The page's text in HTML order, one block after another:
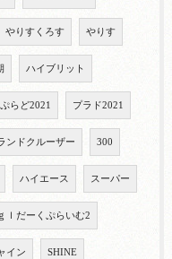
やりすくろす やりす
ハイブリット
ぷらど2021 プラド2021
ンドクルーザー 300
ハイエース スーパー
ｌだーくぷらいむ2
イン SHINE